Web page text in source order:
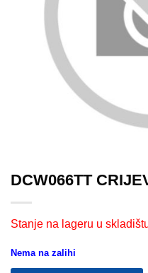
DCW066TT
Stanje na lageru u
Nema na zalihi